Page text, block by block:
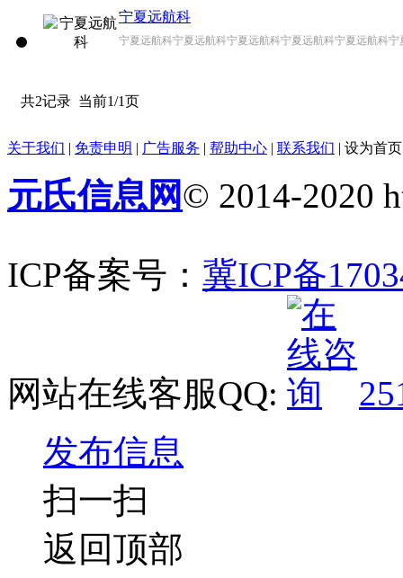
宁夏远航科
宁夏远航科宁夏远航科宁夏远航科宁夏远航科宁夏远航科宁
共2记录 当前1/1页
关于我们 | 免责申明 | 广告服务 | 帮助中心 | 联系我们 | 设为首页
元氏信息网© 2014-2020
ICP备案号： 冀ICP备
网站在线客服QQ:
发布信息
扫一扫
返回顶部